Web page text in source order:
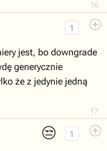
16
17
1
jest, bo downgrade
generycznie
że z jedynie jedną
😒 1